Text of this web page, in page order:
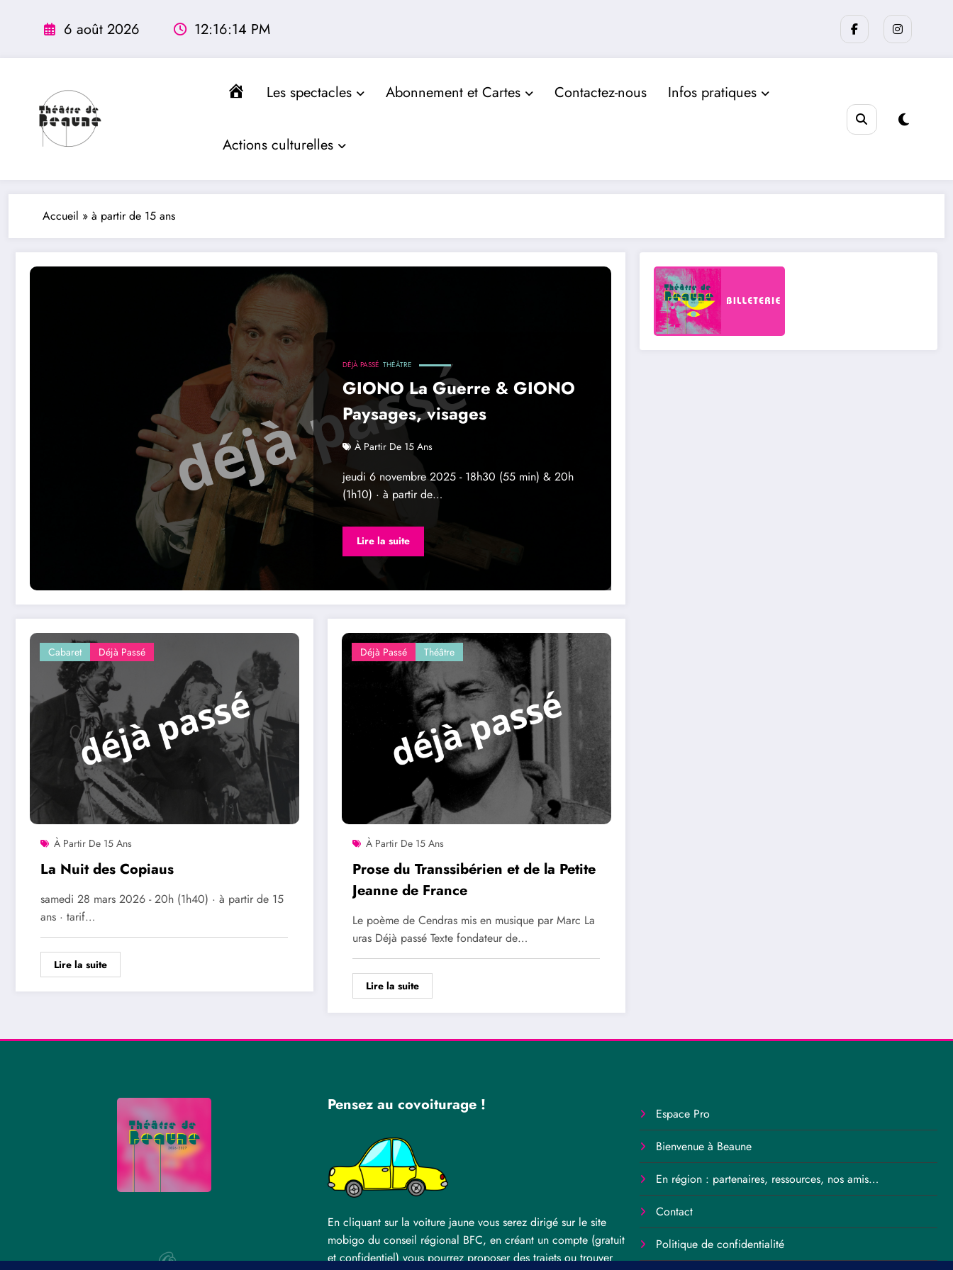
6 août 2026 12:16:15 PM
Accueil
Les spectacles Abonnement et Cartes Contactez-nous Infos pratiques
Actions culturelles
Accueil » à partir de 15 ans
DÉJÀ PASSÉ THÉÂTRE
GIONO La Guerre & GIONO
Paysages, visages
À Partir De 15 Ans
jeudi 6 novembre 2025 - 18h30 (55 min) & 20h
(1h10) · à partir de…
Lire la suite
Cabaret Déjà Passé
À Partir De 15 Ans
La Nuit des Copiaus
samedi 28 mars 2026 - 20h (1h40) · à partir de 15
ans · tarif…
Lire la suite
Déjà Passé Théâtre
À Partir De 15 Ans
Prose du Transsibérien et de la Petite
Jeanne de France
Le poème de Cendras mis en musique par Marc La
uras Déjà passé Texte fondateur de…
Lire la suite
Pensez au covoiturage !
En cliquant sur la voiture jaune vous serez dirigé sur le site
mobigo du conseil régional BFC, en créant un compte (gratuit
et confidentiel) vous pourrez proposer des trajets ou trouver
Espace Pro
Bienvenue à Beaune
En région : partenaires, ressources, nos amis…
Contact
Politique de confidentialité